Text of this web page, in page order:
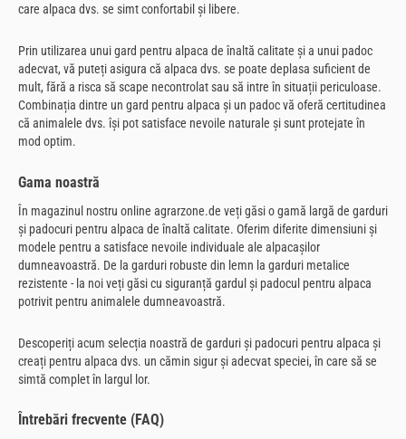
care alpaca dvs. se simt confortabil și libere.
Prin utilizarea unui gard pentru alpaca de înaltă calitate și a unui padoc
adecvat, vă puteți asigura că alpaca dvs. se poate deplasa suficient de
mult, fără a risca să scape necontrolat sau să intre în situații periculoase.
Combinația dintre un gard pentru alpaca și un padoc vă oferă certitudinea
că animalele dvs. își pot satisface nevoile naturale și sunt protejate în
mod optim.
Gama noastră
În magazinul nostru online agrarzone.de veți găsi o gamă largă de garduri
și padocuri pentru alpaca de înaltă calitate. Oferim diferite dimensiuni și
modele pentru a satisface nevoile individuale ale alpacașilor
dumneavoastră. De la garduri robuste din lemn la garduri metalice
rezistente - la noi veți găsi cu siguranță gardul și padocul pentru alpaca
potrivit pentru animalele dumneavoastră.
Descoperiți acum selecția noastră de garduri și padocuri pentru alpaca și
creați pentru alpaca dvs. un cămin sigur și adecvat speciei, în care să se
simtă complet în largul lor.
Întrebări frecvente (FAQ)